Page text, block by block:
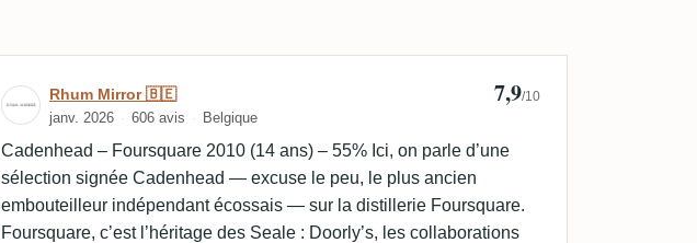
Avis de Rhum Mirror 🇧🇪
Rhum Mirror 🇧🇪
janv. 2026 606 avis Belgique
7,9/10
Cadenhead – Foursquare 2010 (14 ans) – 55% Ici, on parle d’une
sélection signée Cadenhead — excuse le peu, le plus ancien
embouteilleur indépendant écossais — sur la distillerie Foursquare.
Foursquare, c’est l’héritage des Seale : Doorly’s, les collaborations